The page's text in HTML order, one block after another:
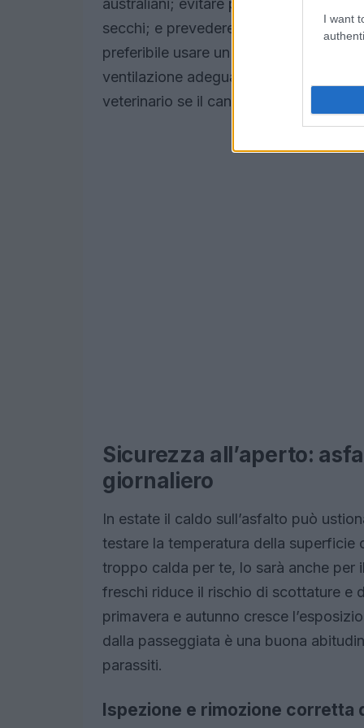
I want
australiani; evitare partenze a
secchi; e prevedere pause frequenti
preferibile usare un trasportino
ventilazione adeguata. Evitare di
veterinario se il cane ha già mostrato
Sicurezza all’aperto:
giornaliero
In estate il caldo sull’asfalto può
testare la temperatura della superficie
troppo calda per te, lo sarà anche per
freschi riduce il rischio di scottature e
primavera e autunno cresce
dalla passeggiata è una buona
parassiti.
Ispezione e rimozione corretta